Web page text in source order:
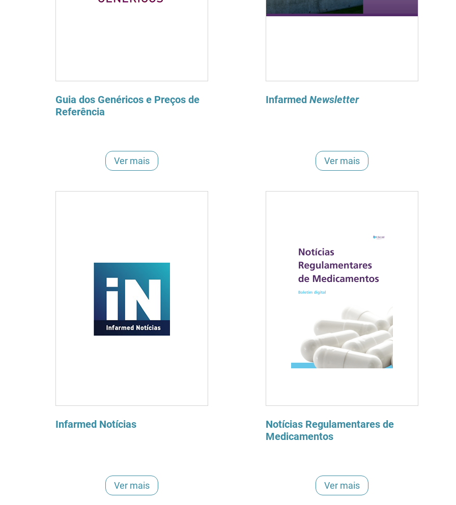
Guia dos Genéricos e Preços de
Referência
Ver mais
Infarmed Newsletter
Ver mais
Infarmed Notícias
Ver mais
Notícias Regulamentares de
Medicamentos
Ver mais